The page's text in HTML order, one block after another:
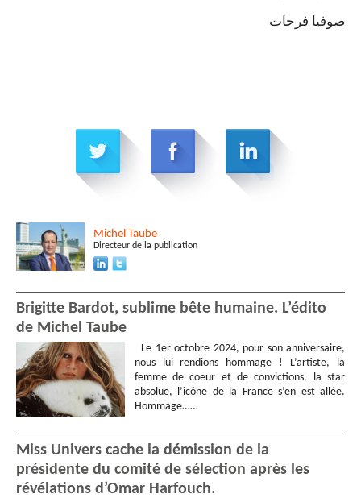
صوفيا فرحات
Michel Taube
Directeur de la publication
Brigitte Bardot, sublime bête humaine. L’édito
de Michel Taube
Le 1er octobre 2024, pour son anniversaire,
nous lui rendions hommage ! L’artiste, la
femme de coeur et de convictions, la star
absolue, l’icône de la France s’en est allée.
Hommage……
Miss Univers cache la démission de la
présidente du comité de sélection après les
révélations d’Omar Harfouch.